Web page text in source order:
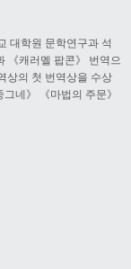
대학원 문학연구과 석
《캐러멜 팝콘》 번역으
상의 첫 번역상을 수상
네》 《마법의 주문》